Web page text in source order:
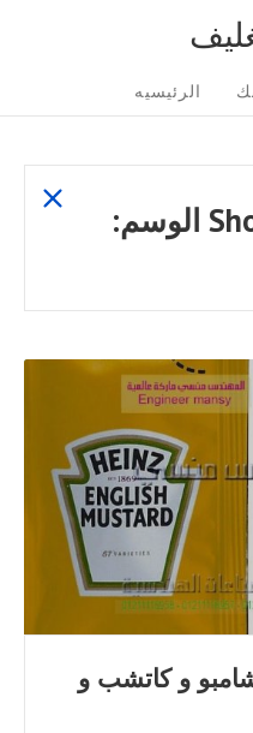
الرئيسيه
الوسم:
show
و كاتشب و